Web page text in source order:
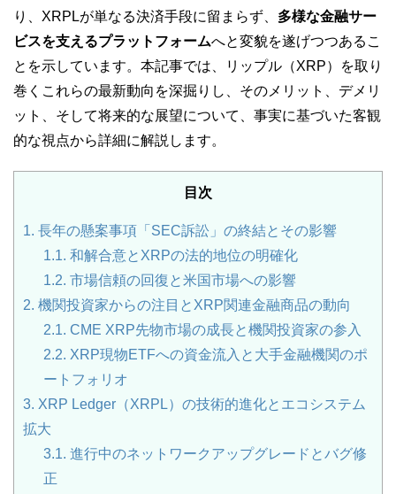
り、XRPLが単なる決済手段に留まらず、 多様な金融サー
ビスを支えるプラットフォームへと変貌を遂げつつあるこ
とを示しています。本記事では、リップル（XRP）を取り
巻くこれらの最新動向を深掘りし、そのメリット、デメリ
ット、そして将来的な展望について、事実に基づいた客観
的な視点から詳細に解説します。
目次
1. 長年の懸案事項「SEC訴訟」の終結とその影響
1.1. 和解合意とXRPの法的地位の明確化
1.2. 市場信頼の回復と米国市場への影響
2. 機関投資家からの注目とXRP関連金融商品の動向
2.1. CME XRP先物市場の成長と機関投資家の参入
2.2. XRP現物ETFへの資金流入と大手金融機関のポ
ートフォリオ
3. XRP Ledger（XRPL）の技術的進化とエコシステム
拡大
3.1. 進行中のネットワークアップグレードとバグ修
正